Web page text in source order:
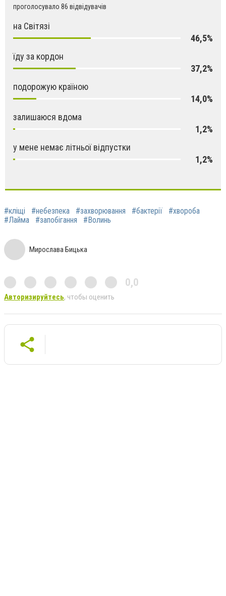
проголосувало 86 відвідувачів
на Світязі
46,5%
їду за кордон
37,2%
подорожую країною
14,0%
залишаюся вдома
1,2%
у мене немає літньої відпустки
1,2%
#кліщі #небезпека #захворювання #бактерії
#хвороба
#Лайма
#запобігання #Волинь
Мирослава Бицька
0,0
Авторизируйтесь, чтобы оценить